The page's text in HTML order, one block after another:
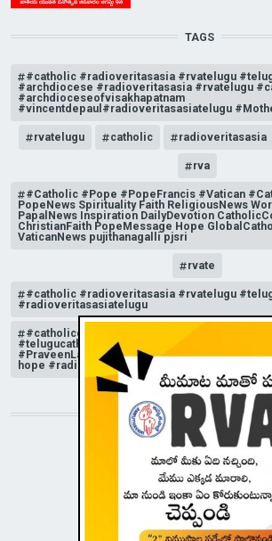
TAGS
#catholic #radioveritasasia #rvatelugu
#archdiocese #radioveritasasia #rvatelugu
#archdioceseofvisakhapatnam
#vincentdepaul#radioveritasasiatelugu
rvatelugu catholic radioveritasasia
rva
#Catholic #Pope #PopeFrancis #Vatican
PopeNews Spirituality Faith ReligiousNews
PapalNews Inspiration DailyDevotion
ChristianFaith PopeMessage Hope
VaticanNews pujithanagalli pjsri
rvate
#catholic #radioveritasasia #rvatelugu
#radioveritasasiatelugu
#catholicchurchnews #catholictelugu
#telugucatholicchurch #radioveritasasia
#PraveenLakkisetti #reflection #advent
hope #radioveritas #rvatelugu #viral #insta
STAY CONNECTED WITH US!